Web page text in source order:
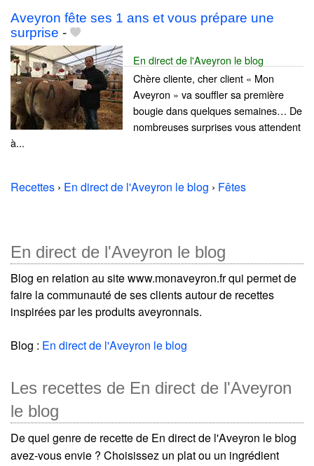
Aveyron fête ses 1 ans et vous prépare une
surprise -
En direct de l'Aveyron le blog
Chère cliente, cher client « Mon
Aveyron » va souffler sa première
bougie dans quelques semaines… De
nombreuses surprises vous attendent
à...
Recettes › En direct de l'Aveyron le blog › Fêtes
En direct de l'Aveyron le blog
Blog en relation au site www.monaveyron.fr qui permet de
faire la communauté de ses clients autour de recettes
inspirées par les produits aveyronnais.
Blog : En direct de l'Aveyron le blog
Les recettes de En direct de l'Aveyron
le blog
De quel genre de recette de En direct de l'Aveyron le blog
avez-vous envie ? Choisissez un plat ou un ingrédient